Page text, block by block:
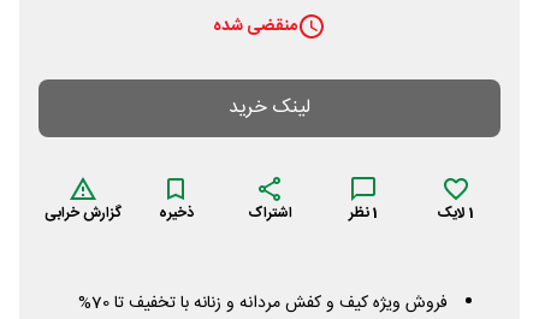
منقضی شده
لینک خرید
1لایک 1نظر اشتراک ذخیره گزارش خرابی
فروش ویژه کیف و کفش مردانه و زنانه با تخفیف تا 70%